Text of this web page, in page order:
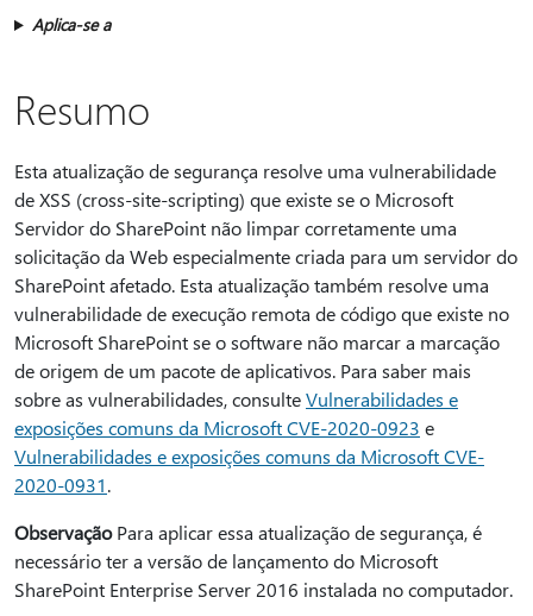
Aplica-se a
Resumo
Esta atualização de segurança resolve uma vulnerabilidade
de XSS (cross-site-scripting) que existe se o Microsoft
Servidor do SharePoint não limpar corretamente uma
solicitação da Web especialmente criada para um servidor do
SharePoint afetado. Esta atualização também resolve uma
vulnerabilidade de execução remota de código que existe no
Microsoft SharePoint se o software não marcar a marcação
de origem de um pacote de aplicativos. Para saber mais
sobre as vulnerabilidades, consulteVulnerabilidades e
exposições comuns da Microsoft CVE-2020-0923 e
Vulnerabilidades e exposições comuns da Microsoft CVE-
2020-0931.
ObservaçãoPara aplicar essa atualização de segurança, é
necessário ter a versão de lançamento do Microsoft
SharePoint Enterprise Server 2016 instalada no computador.